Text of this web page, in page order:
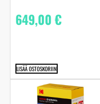
649,00€
LISÄÄ OSTOSKORIIN